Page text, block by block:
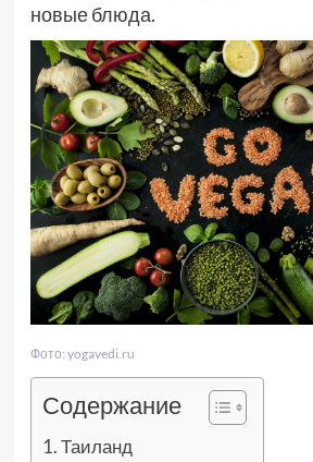
новые блюда.
Фото: yogavedi.ru
Содержание
Таиланд